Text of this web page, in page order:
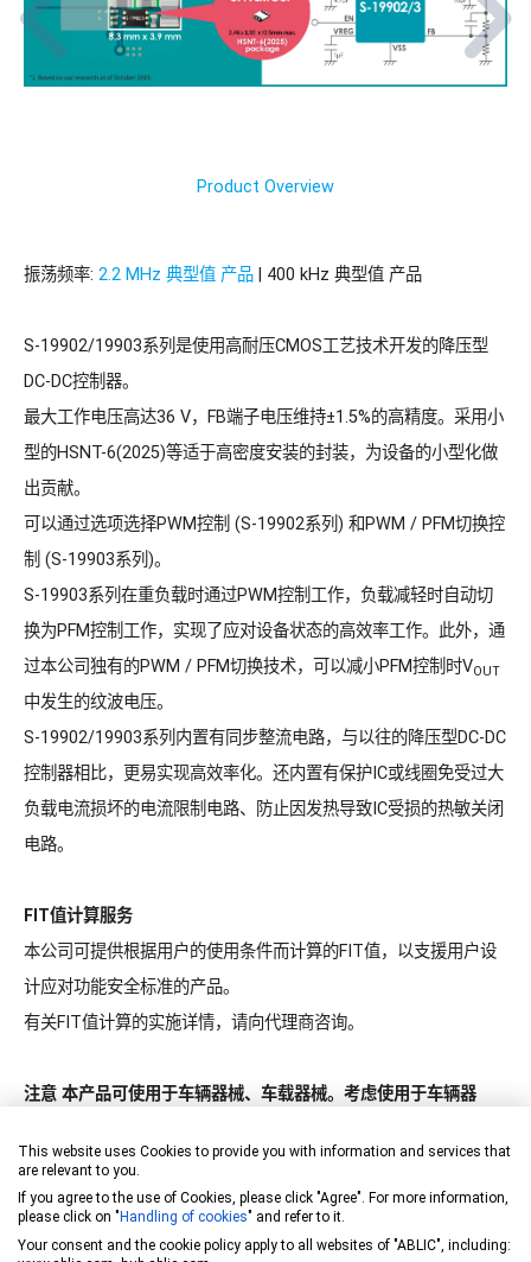
Product Overview
振荡频率: 2.2 MHz 典型值 产品 | 400 kHz 典型值 产品
S-19902/19903系列是使用高耐压CMOS工艺技术开发的降压型
DC-DC控制器。
最大工作电压高达36 V，FB端子电压维持±1.5%的高精度。采用小
型的HSNT-6(2025)等适于高密度安装的封装，为设备的小型化做
出贡献。
可以通过选项选择PWM控制 (S-19902系列) 和PWM / PFM切换控
制 (S-19903系列)。
S-19903系列在重负载时通过PWM控制工作，负载减轻时自动切
换为PFM控制工作，实现了应对设备状态的高效率工作。此外，通
过本公司独有的PWM / PFM切换技术，可以减小PFM控制时VOUT
中发生的纹波电压。
S-19902/19903系列内置有同步整流电路，与以往的降压型DC-DC
控制器相比，更易实现高效率化。还内置有保护IC或线圈免受过大
负载电流损坏的电流限制电路、防止因发热导致IC受损的热敏关闭
电路。
FIT值计算服务
本公司可提供根据用户的使用条件而计算的FIT值，以支援用户设
计应对功能安全标准的产品。
有关FIT值计算的实施详情，请向代理商咨询。
注意 本产品可使用于车辆器械、车载器械。考虑使用于车辆器
特点
This website uses Cookies to provide you with information and services that
are relevant to you.
If you agree to the use of Cookies, please click "Agree". For more information,
please click on "Handling of cookies" and refer to it.
Your consent and the cookie policy apply to all websites of "ABLIC", including: